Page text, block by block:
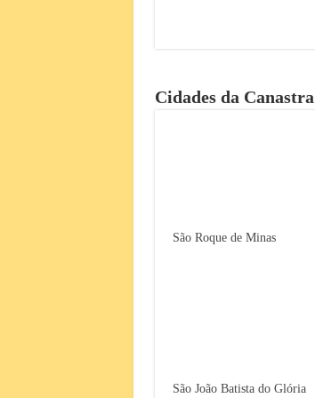
Cidades da Canastra
São Roque de Minas
São João Batista do Glória